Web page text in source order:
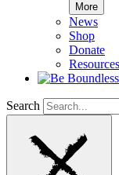
More
News
Shop
Donate
Resources
Search